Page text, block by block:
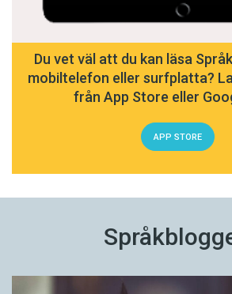
Du vet väl att du kan läsa
mobiltelefon eller surfplatta?
från App Store eller
APP STORE